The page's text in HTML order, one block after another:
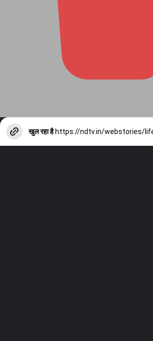
खुल रहा है https://ndtv.in/webstories/